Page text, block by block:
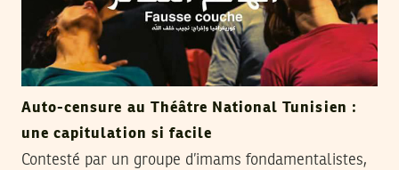
Auto-censure au Théâtre National Tunisien :
une capitulation si facile
Contesté par un groupe d’imams fondamentalistes,